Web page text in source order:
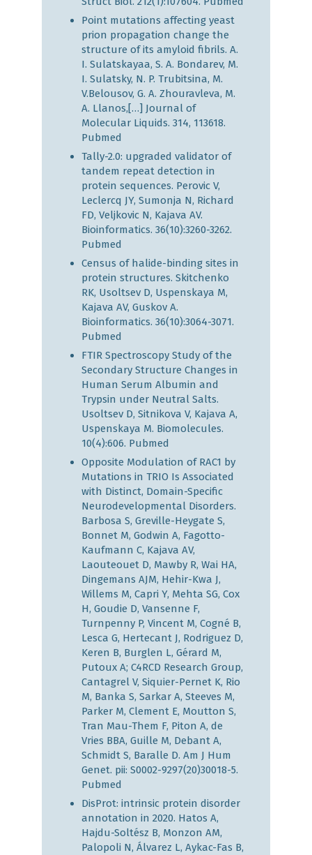
Point mutations affecting yeast
prion propagation change the
structure of its amyloid fibrils. A.
I. Sulatskayaa, S. A. Bondarev, M.
I. Sulatsky, N. P. Trubitsina, M.
V.Belousov, G. A. Zhouravleva, M.
A. Llanos,[…] Journal of
Molecular Liquids. 314, 113618.
Pubmed
Tally-2.0: upgraded validator of
tandem repeat detection in
protein sequences. Perovic V,
Leclercq JY, Sumonja N, Richard
FD, Veljkovic N, Kajava AV.
Bioinformatics. 36(10):3260-3262.
Pubmed
Census of halide-binding sites in
protein structures. Skitchenko
RK, Usoltsev D, Uspenskaya M,
Kajava AV, Guskov A.
Bioinformatics. 36(10):3064-3071.
Pubmed
FTIR Spectroscopy Study of the
Secondary Structure Changes in
Human Serum Albumin and
Trypsin under Neutral Salts.
Usoltsev D, Sitnikova V, Kajava A,
Uspenskaya M. Biomolecules.
10(4):606. Pubmed
Opposite Modulation of RAC1 by
Mutations in TRIO Is Associated
with Distinct, Domain-Specific
Neurodevelopmental Disorders.
Barbosa S, Greville-Heygate S,
Bonnet M, Godwin A, Fagotto-
Kaufmann C, Kajava AV,
Laouteouet D, Mawby R, Wai HA,
Dingemans AJM, Hehir-Kwa J,
Willems M, Capri Y, Mehta SG, Cox
H, Goudie D, Vansenne F,
Turnpenny P, Vincent M, Cogné B,
Lesca G, Hertecant J, Rodriguez D,
Keren B, Burglen L, Gérard M,
Putoux A; C4RCD Research Group,
Cantagrel V, Siquier-Pernet K, Rio
M, Banka S, Sarkar A, Steeves M,
Parker M, Clement E, Moutton S,
Tran Mau-Them F, Piton A, de
Vries BBA, Guille M, Debant A,
Schmidt S, Baralle D. Am J Hum
Genet. pii: S0002-9297(20)30018-5.
Pubmed
DisProt: intrinsic protein disorder
annotation in 2020. Hatos A,
Hajdu-Soltész B, Monzon AM,
Palopoli N, Álvarez L, Aykac-Fas B,